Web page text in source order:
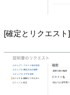
[確定とリクエスト